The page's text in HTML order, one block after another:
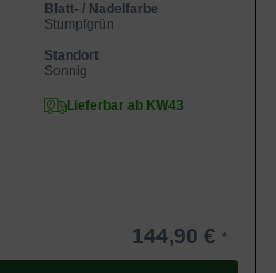
Blatt- / Nadelfarbe
Stumpfgrün
Standort
Sonnig
Lieferbar ab KW43
144,90 €